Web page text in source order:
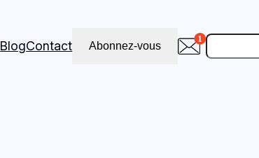
BlogContact Abonnez-vous